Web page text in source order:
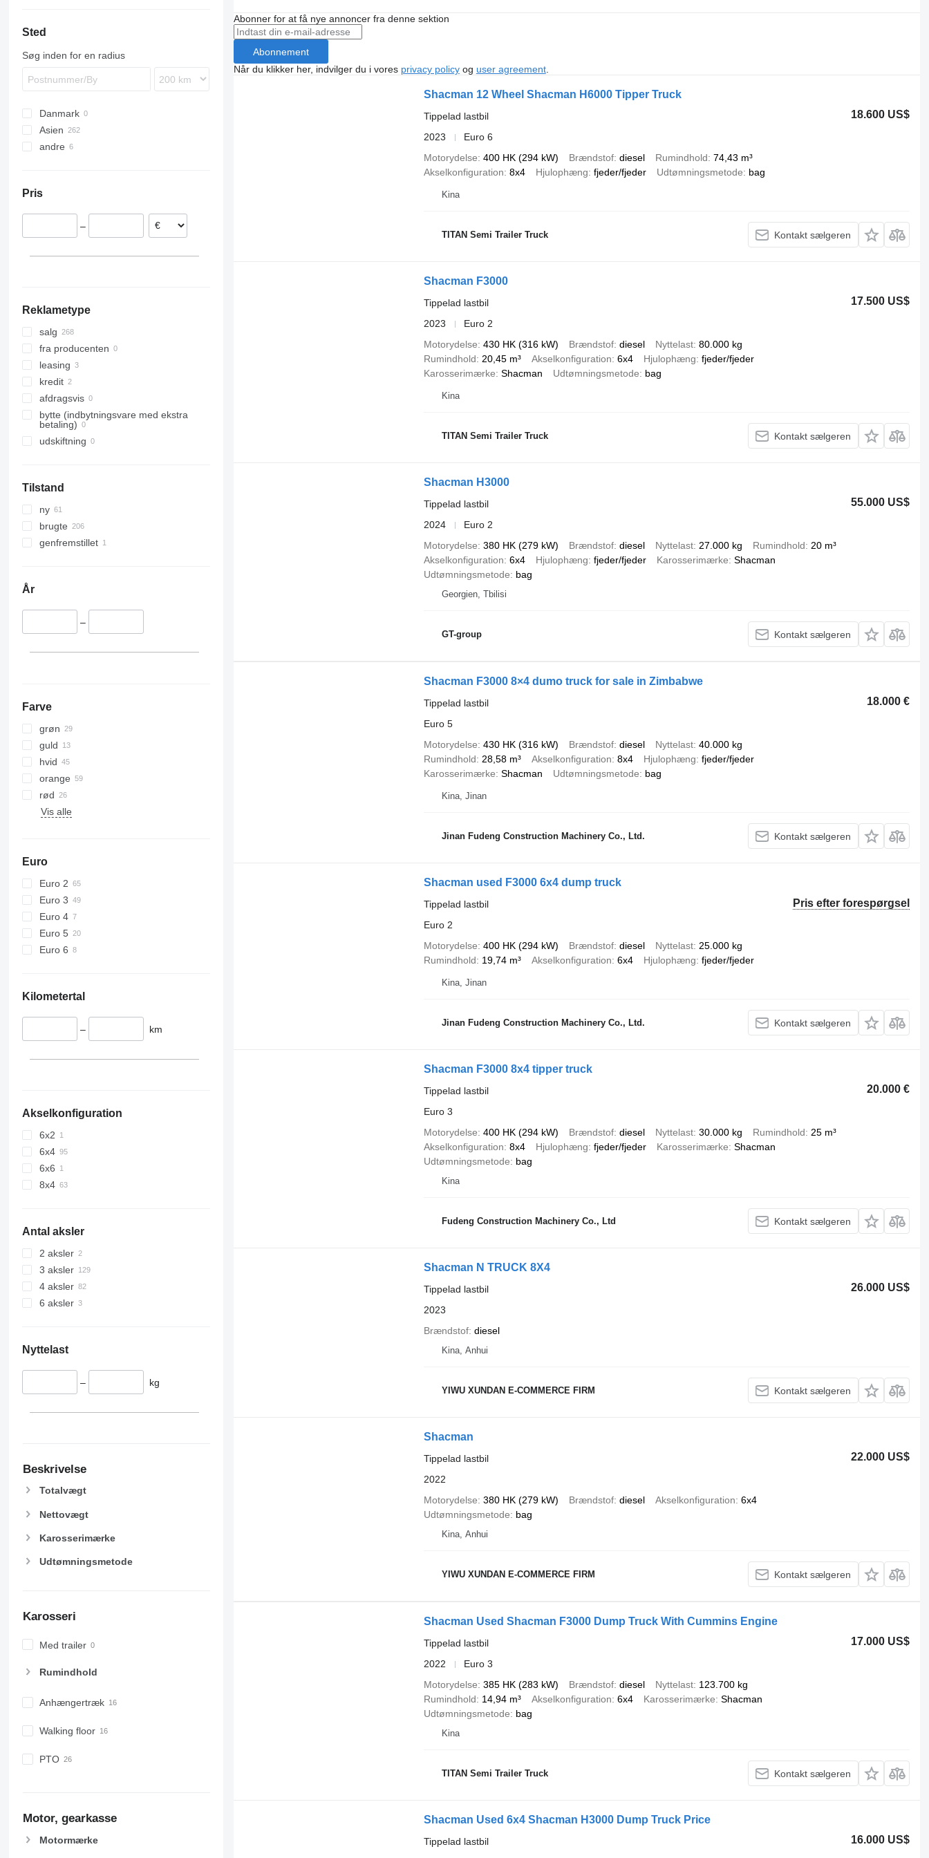
VM
Sted
Søg inden for en radius
Danmark
Asien
Kina
andre
Pris
–
Reklametype
salg
fra producenten
leasing
kredit
afdragsvis
bytte (indbytningsvare med ekstra
betaling)
udskiftning
Tilstand
ny
brugte
genfremstillet
År
–
Farve
grøn
guld
hvid
orange
rød
Vis alle
Euro
Euro 2
Euro 3
Euro 4
Euro 5
Euro 6
Kilometertal
– km
Akselkonfiguration
6x2
6x4
6x6
8x4
Antal aksler
2 aksler
3 aksler
4 aksler
6 aksler
Nyttelast
– kg
Beskrivelse
Totalvægt
Nettovægt
Karosserimærke
Udtømningsmetode
Karosseri
Med trailer
Rumindhold
Anhængertræk
Walking floor
PTO
Motor, gearkasse
Motormærke
Abonner for at få nye annoncer fra denne sektion
Abonnement
Når du klikker her, indvilger du i vores privacy policyog user agreement.
Shacman 12 Wheel Shacman H6000 Tipper Truck
18.600 US$
Tippelad lastbil
2023
Euro 6
Motorydelse 400 HK (294 kW) Brændstof diesel Rumindhold 74,43 m³
Akselkonfiguration 8x4 Hjulophæng fjeder/fjeder Udtømningsmetode bag
Kina
TITAN Semi Trailer Truck Kontakt sælgeren
Shacman F3000
17.500 US$
Tippelad lastbil
2023
Euro 2
Motorydelse 430 HK (316 kW) Brændstof diesel Nyttelast 80.000 kg
Rumindhold
20,45 m³ Akselkonfiguration 6x4 Hjulophæng fjeder/fjeder
Karosserimærke Shacman Udtømningsmetode bag
Kina
TITAN Semi Trailer Truck Kontakt sælgeren
Shacman H3000
55.000 US$
Tippelad lastbil
2024
Euro 2
Motorydelse 380 HK (279 kW) Brændstof diesel Nyttelast 27.000 kg Rumindhold
20 m³
Akselkonfiguration 6x4 Hjulophæng fjeder/fjeder Karosserimærke Shacman
Udtømningsmetode
bag
Georgien, Tbilisi
GT-group Kontakt sælgeren
Shacman F3000 8×4 dumo truck for sale in Zimbabwe
18.000 €
Tippelad lastbil
Euro 5
Motorydelse 430 HK (316 kW) Brændstof diesel Nyttelast 40.000 kg
Rumindhold
28,58 m³ Akselkonfiguration 8x4 Hjulophæng fjeder/fjeder
Karosserimærke Shacman Udtømningsmetode bag
Kina, Jinan
Jinan Fudeng Construction Machinery Co., Ltd. Kontakt sælgeren
Shacman used F3000 6x4 dump truck
Pris efter forespørgsel
Tippelad lastbil
Euro 2
Motorydelse 400 HK (294 kW) Brændstof diesel Nyttelast 25.000 kg
Rumindhold
19,74 m³ Akselkonfiguration 6x4 Hjulophæng fjeder/fjeder
Kina, Jinan
Jinan Fudeng Construction Machinery Co., Ltd. Kontakt sælgeren
Shacman F3000 8x4 tipper truck
20.000 €
Tippelad lastbil
Euro 3
Motorydelse 400 HK (294 kW) Brændstof diesel Nyttelast 30.000 kg Rumindhold
25 m³
Akselkonfiguration 8x4 Hjulophæng fjeder/fjeder Karosserimærke Shacman
Udtømningsmetode
bag
Kina
Fudeng Construction Machinery Co., Ltd Kontakt sælgeren
Shacman N TRUCK 8X4
26.000 US$
Tippelad lastbil
2023
Brændstof diesel
Kina, Anhui
YIWU XUNDAN E-COMMERCE FIRM Kontakt sælgeren
Shacman
22.000 US$
Tippelad lastbil
2022
Motorydelse 380 HK (279 kW) Brændstof diesel Akselkonfiguration 6x4
Udtømningsmetode
bag
Kina, Anhui
YIWU XUNDAN E-COMMERCE FIRM Kontakt sælgeren
Shacman Used Shacman F3000 Dump Truck With Cummins Engine
17.000 US$
Tippelad lastbil
2022
Euro 3
Motorydelse 385 HK (283 kW) Brændstof diesel Nyttelast 123.700 kg
Rumindhold
14,94 m³ Akselkonfiguration 6x4 Karosserimærke Shacman
Udtømningsmetode
bag
Kina
TITAN Semi Trailer Truck Kontakt sælgeren
Shacman Used 6x4 Shacman H3000 Dump Truck Price
16.000 US$
Tippelad lastbil